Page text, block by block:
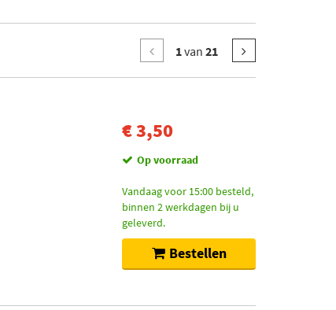
1van 21
€ 3,50
Op voorraad
Vandaag voor 15:00 besteld,
binnen 2 werkdagen bij u
geleverd.
Bestellen